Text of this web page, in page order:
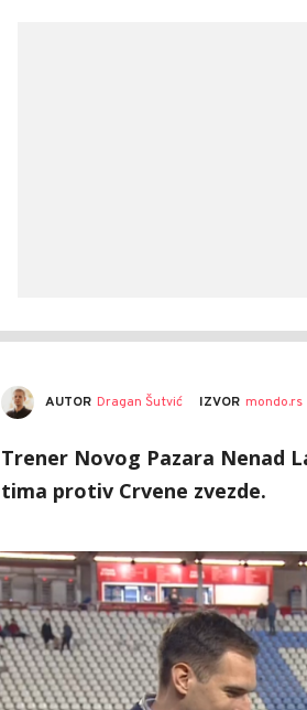
AUTOR Dragan Šutvić IZVOR mondo.rs
Trener Novog Pazara Nenad
tima protiv Crvene zvezde.